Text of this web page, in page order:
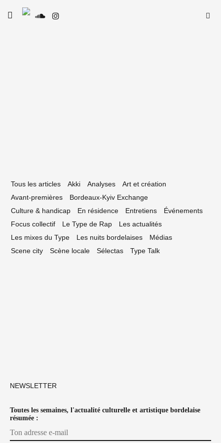
Skip
toggle
Tous les articles Akki Analyses
Art et création
Avant-premières
Bordeaux-Kyiv Exchange
Culture & handicap
En résidence Entretiens
Événements
Focus collectif
Le Type de Rap
Les actualités
Les mixes du Type
Les nuits bordelaises
Médias
Scene city
Scène locale Sélectas Type Talk
NEWSLETTER
Toutes les semaines, l'actualité culturelle et artistique bordelaise
résumée :